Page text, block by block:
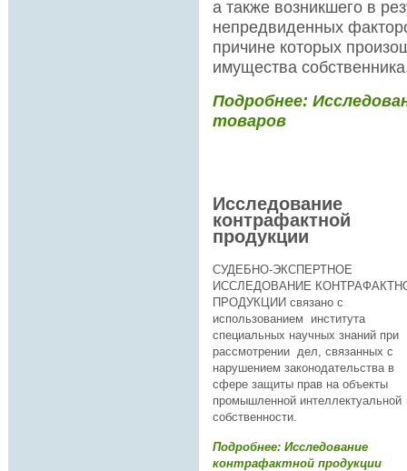
а также возникшего в
непредвиденных
причине которых
имущества
Подробнее:
товаров
Исследование
контрафактной
продукции
СУДЕБНО-ЭКСПЕРТНОЕ
ИССЛЕДОВАНИЕ
ПРОДУКЦИИ связано с
использованием института
специальных научных знаний при
рассмотрении дел, связанных с
нарушением законодательства в
сфере защиты прав на объекты
промышленной интеллектуальной
собственности.
Подробнее: Исследование
контрафактной продукции